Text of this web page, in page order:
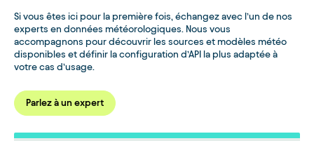
Si vous êtes ici pour la première fois, échangez avec l’un de nos
experts en données météorologiques. Nous vous
accompagnons pour découvrir les sources et modèles météo
disponibles et définir la configuration d’API la plus adaptée à
votre cas d’usage.
Parlez à un expert